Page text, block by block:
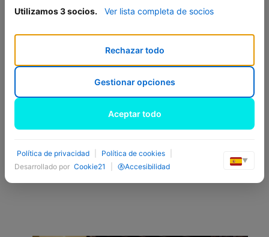
Història
Utilizamos 3 socios. Ver lista completa de socios
Rechazar todo
Gestionar opciones
Aceptar todo
Política de privacidad Política de cookies
Desarrollado por Cookie21 Accesibilidad
▼